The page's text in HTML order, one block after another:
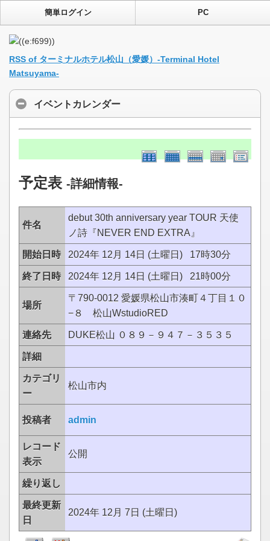
簡単ログイン PC
RSS of ターミナルホテル松山（愛媛）-Terminal Hotel
Matsuyama-
イベントカレンダー
予定表 -詳細情報-
件名
debut 30th anniversary year TOUR 天使
ノ詩『NEVER END EXTRA』
開始日時 2024年 12月 14日 (土曜日) 17時30分
終了日時 2024年 12月 14日 (土曜日) 21時00分
場所
〒790-0012 愛媛県松山市湊町４丁目１０
−８ 松山WstudioRED
連絡先 DUKE松山 ０８９－９４７－３５３５
詳細
カテゴリ
ー
松山市内
投稿者 admin
レコード
表示
公開
繰り返し
最終更新
日
2024年 12月 7日 (土曜日)